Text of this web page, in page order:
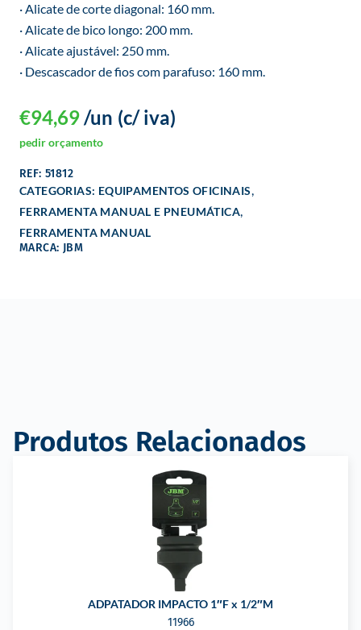
· Alicate de corte diagonal: 160 mm.
· Alicate de bico longo: 200 mm.
· Alicate ajustável: 250 mm.
· Descascador de fios com parafuso: 160 mm.
€94,69 (c/ iva)
/un
pedir orçamento
REF: 51812
CATEGORIAS: EQUIPAMENTOS OFICINAIS,
FERRAMENTA MANUAL E PNEUMÁTICA,
FERRAMENTA MANUAL
MARCA: JBM
Produtos Relacionados
ADPATADOR IMPACTO 1″F x 1/2″M
11966